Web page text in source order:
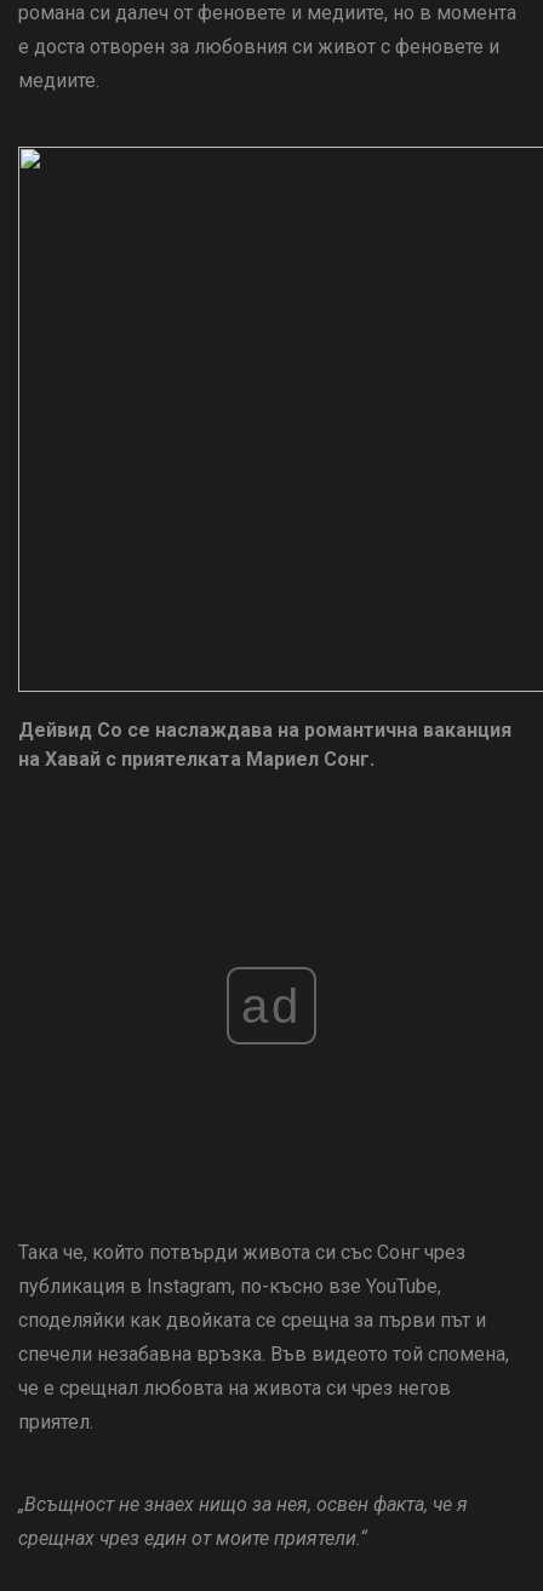
романа си далеч от феновете и медиите, но в момента
е доста отворен за любовния си живот с феновете и
медиите.
Дейвид Со се наслаждава на романтична ваканция
на Хавай с приятелката Мариел Сонг.
ad
Така че, който потвърди живота си със Сонг чрез
публикация в Instagram, по-късно взе YouTube,
споделяйки как двойката се срещна за първи път и
спечели незабавна връзка. Във видеото той спомена,
че е срещнал любовта на живота си чрез негов
приятел.
„Всъщност не знаех нищо за нея, освен факта, че я
срещнах чрез един от моите приятели.“